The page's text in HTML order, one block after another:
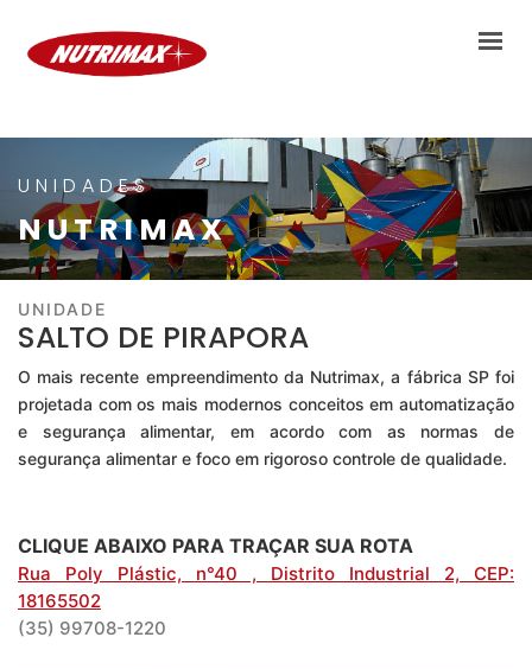
UNIDADES
PARCERIA NUTRIMAX
MATERIAIS TÉCNICOS
CONTATO
ONDE COMPRAR
UNIDADES
NUTRIMAX
UNIDADE
SALTO DE PIRAPORA
O mais recente empreendimento da Nutrimax, a fábrica SP foi
projetada com os mais modernos conceitos em automatização
e segurança alimentar, em acordo com as normas de
segurança alimentar e foco em rigoroso controle de qualidade.
CLIQUE ABAIXO PARA TRAÇAR SUA ROTA
Rua Poly Plástic, n°40 , Distrito Industrial 2, CEP:
18165502
(35) 99708-1220